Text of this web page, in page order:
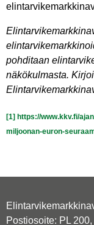
pohditaan
näkökulmasta.
[1] https://www.kkv.fi/
miljoonan-euron-
Postiosoite: PL